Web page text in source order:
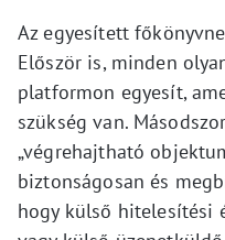
Az egyesített
Először is, minden
platformon egyesít,
szükség van.
„végrehajtható
biztonságosan és
hogy külső hitelesítési